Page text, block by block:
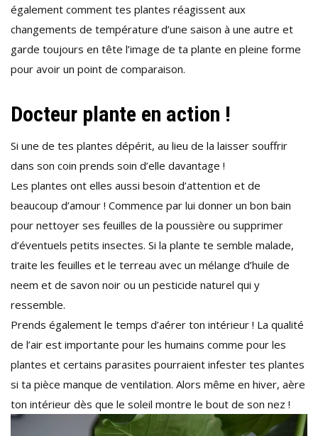
également comment tes plantes réagissent aux
changements de température d’une saison à une autre et
garde toujours en tête l’image de ta plante en pleine forme
pour avoir un point de comparaison.
Docteur plante en action !
Si une de tes plantes dépérit, au lieu de la laisser souffrir
dans son coin prends soin d’elle davantage !
Les plantes ont elles aussi besoin d’attention et de
beaucoup d’amour ! Commence par lui donner un bon bain
pour nettoyer ses feuilles de la poussière ou supprimer
d’éventuels petits insectes. Si la plante te semble malade,
traite les feuilles et le terreau avec un mélange d’huile de
neem et de savon noir ou un pesticide naturel qui y
ressemble.
Prends également le temps d’aérer ton intérieur ! La qualité
de l’air est importante pour les humains comme pour les
plantes et certains parasites pourraient infester tes plantes
si ta pièce manque de ventilation. Alors même en hiver, aère
ton intérieur dès que le soleil montre le bout de son nez !